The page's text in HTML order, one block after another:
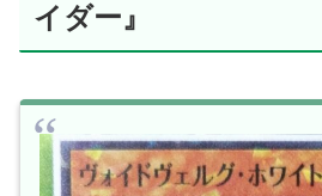
イダー』